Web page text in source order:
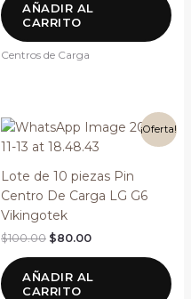
AÑADIR AL
CARRITO
Centros de Carga
¡Oferta!
Lote de 10 piezas Pin
Centro De Carga LG G6
Vikingotek
$100.00
El
precio
original
$100.00.
$80.00
El
precio
actual
$80.00.
AÑADIR AL
CARRITO